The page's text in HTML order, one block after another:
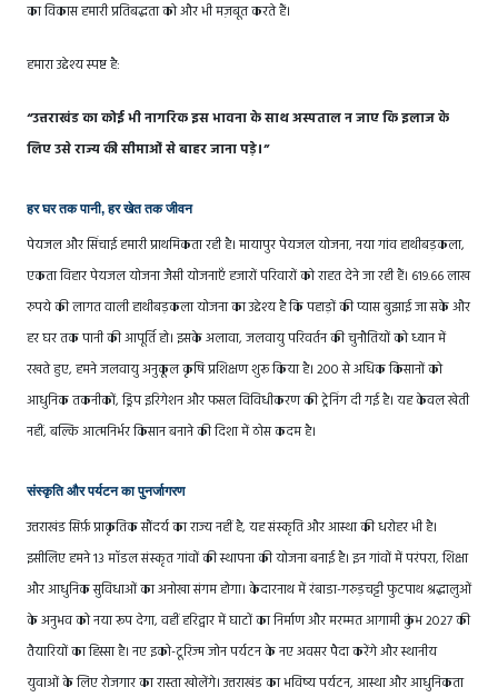
का विकास हमारी प्रतिबद्धता को और भी मज़बूत करते हैं।
हमारा उद्देश्य स्पष्ट है:
“उत्तराखंड का कोई भी नागरिक इस भावना के साथ अस्पताल न जाए कि इलाज के
लिए उसे राज्य की सीमाओं से बाहर जाना पड़े।”
हर घर तक पानी, हर खेत तक जीवन
पेयजल और सिंचाई हमारी प्राथमिकता रही है। मायापुर पेयजल योजना, नया गांव हाथीबड़कला,
एकता विहार पेयजल योजना जैसी योजनाएँ हजारों परिवारों को राहत देने जा रही हैं। 619.66 लाख
रुपये की लागत वाली हाथीबड़कला योजना का उद्देश्य है कि पहाड़ों की प्यास बुझाई जा सके और
हर घर तक पानी की आपूर्ति हो। इसके अलावा, जलवायु परिवर्तन की चुनौतियों को ध्यान में
रखते हुए, हमने जलवायु अनुकूल कृषि प्रशिक्षण शुरू किया है। 200 से अधिक किसानों को
आधुनिक तकनीकों, ड्रिप इरिगेशन और फसल विविधीकरण की ट्रेनिंग दी गई है। यह केवल खेती
नहीं, बल्कि आत्मनिर्भर किसान बनाने की दिशा में ठोस कदम है।
संस्कृति और पर्यटन का पुनर्जागरण
उत्तराखंड सिर्फ़ प्राकृतिक सौंदर्य का राज्य नहीं है, यह संस्कृति और आस्था की धरोहर भी है।
इसीलिए हमने 13 मॉडल संस्कृत गांवों की स्थापना की योजना बनाई है। इन गांवों में परंपरा, शिक्षा
और आधुनिक सुविधाओं का अनोखा संगम होगा। केदारनाथ में रंबाडा-गरुड़चट्टी फुटपाथ श्रद्धालुओं
के अनुभव को नया रूप देगा, वहीं हरिद्वार में घाटों का निर्माण और मरम्मत आगामी कुंभ 2027 की
तैयारियों का हिस्सा है। नए इको-टूरिज्म जोन पर्यटन के नए अवसर पैदा करेंगे और स्थानीय
युवाओं के लिए रोजगार का रास्ता खोलेंगे। उत्तराखंड का भविष्य पर्यटन, आस्था और आधुनिकता